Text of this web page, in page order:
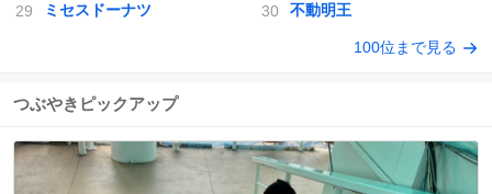
ミセスドーナツ 不動明王
100位まで見る
つぶやきピックアップ